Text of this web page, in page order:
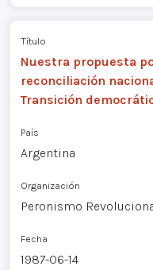
Título
Nuestra propuesta
reconciliación
Transición
País
Argentina
Organización
Peronismo
Fecha
1987-06-14